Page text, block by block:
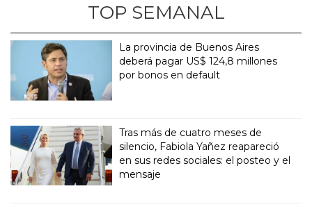
TOP SEMANAL
La provincia de Buenos Aires
deberá pagar US$ 124,8 millones
por bonos en default
Tras más de cuatro meses de
silencio, Fabiola Yañez reapareció
en sus redes sociales: el posteo y el
mensaje